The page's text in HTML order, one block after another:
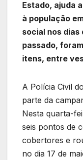
Estado, ajuda
à população
social nos dias
passado,
itens, entre
A Polícia Civil
parte da
Nesta quarta-
seis pontos de
cobertores e
no dia 17 de